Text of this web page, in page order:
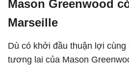
Mason Greenwood
Marseille
Dù có khởi đầu thuận lợi cùng
tương lai của Mason